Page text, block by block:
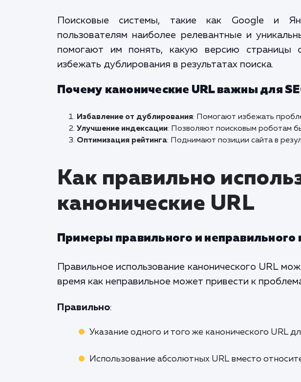
Поисковые системы, такие как Google и
пользователям наиболее релевантные и
помогают им понять, какую версию страницы
избежать дублирования в результатах поиска.
Почему канонические URL важны для
Избавление от дублирования: Помогают избежать
Улучшение индексации: Позволяют поисковым роботам
Оптимизация рейтинга: Поднимают позиции сайта в
Как правильно
канонические URL
Примеры правильного и неправильного
Правильное использование канонического URL
время как неправильное может привести к
Правильно:
Указание одного и того же канонического URL
Использование абсолютных URL вместо